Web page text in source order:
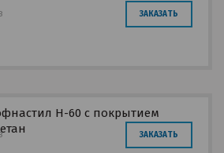
ЗАКАЗАТЬ
Н-60 с покрытием
ЗАКАЗАТЬ